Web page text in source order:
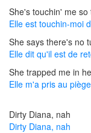
She's touchin' me so
Elle est touchin-moi
She says there's no
Elle dit qu'il est de
She trapped me in
Elle m'a pris au
Dirty Diana, nah
Dirty Diana, nah